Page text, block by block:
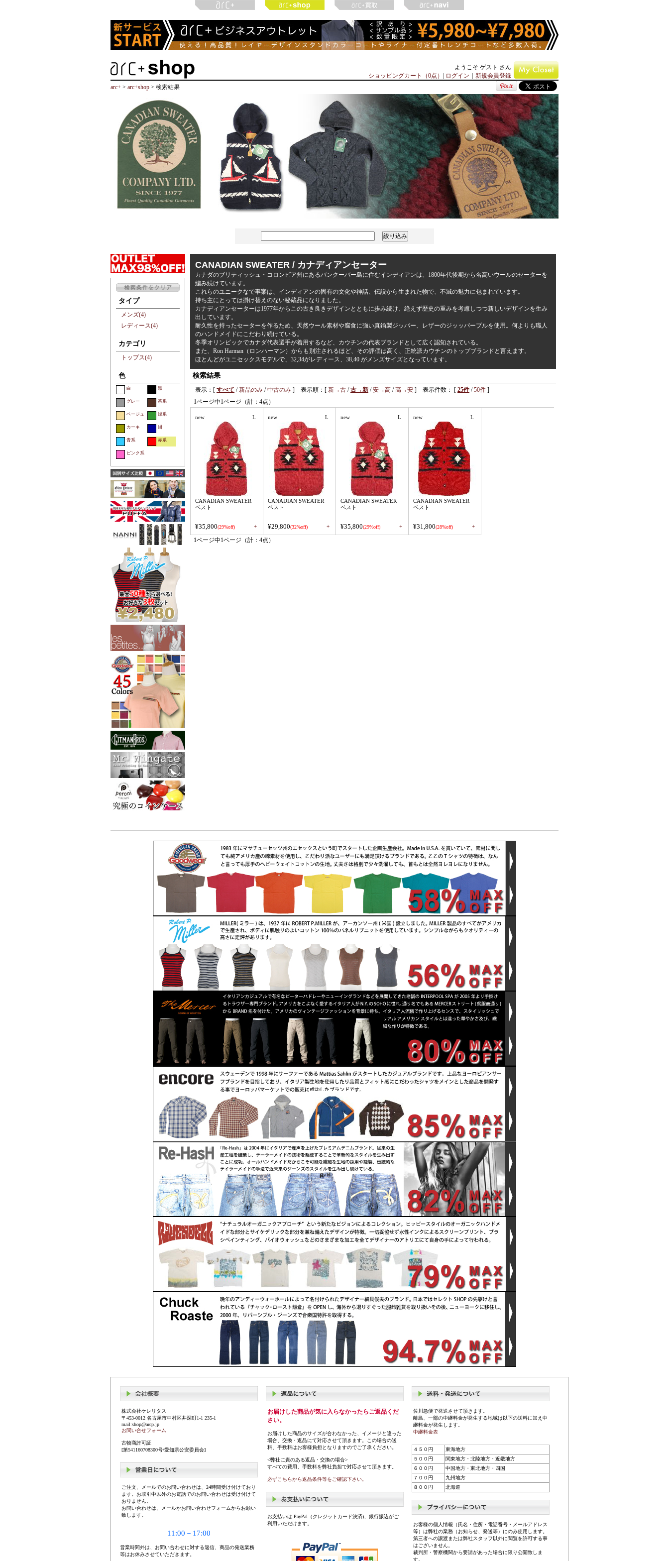
ようこそ ゲスト さん
ショッピングカート（0点）
ログイン
新規会員登録
arc+ > arc+shop > 検索結果
タイプ
メンズ(4)
レディース(4)
カテゴリ
トップス(4)
色
白 黒
グレー 茶系
ベージュ 緑系
カーキ 紺
青系 赤系
ピンク系
CANADIAN SWEATER / カナディアンセーター
カナダのブリティッシュ・コロンビア州にあるバンクーバー島に住むインディアンは、1800年代後期から名高いウールのセーターを
編み続けています。
これらのユニークなで事案は、インディアンの固有の文化や神話、伝説から生まれた物で、不滅の魅力に包まれています。
持ち主にとっては掛け替えのない秘蔵品になりました。
カナディアンセーターは1977年からこの古き良きデザインとともに歩み続け、絶えず歴史の重みを考慮しつつ新しいデザインを生み
出しています。
耐久性を持ったセーターを作るため、天然ウール素材や腐食に強い真鍮製ジッパー、レザーのジッッパープルを使用。何よりも職人
のハンドメイドにこだわり続けている。
冬季オリンピックでカナダ代表選手が着用するなど、カウチンの代表ブランドとして広く認知されている。
また、Ron Harman（ロンハーマン）からも別注されるほど、その評価は高く、正統派カウチンのトップブランドと言えます。
ほとんどがユニセックスモデルで、32,34がレディース、38,40 がメンズサイズとなっています。
検索結果
表示：[ すべて /新品のみ /中古のみ ] 表示順：[ 新→古 /古→新 /安→高 /高→安 ] 表示件数： [ 25件 /50件 ]
1ページ中1ページ（計：4点）
new L
CANADIAN SWEATER
ベスト
¥35,800(29%off) +
new L
CANADIAN SWEATER
ベスト
¥29,800(32%off) +
new L
CANADIAN SWEATER
ベスト
¥35,800(29%off) +
new L
CANADIAN SWEATER
ベスト
¥31,800(28%off) +
1ページ中1ページ（計：4点）
株式会社ケレリタス
〒453-0012 名古屋市中村区井深町1-1 235-1
mail:shop@arcp.jp
お問い合せフォーム
古物商許可証
[第541160708300号/愛知県公安委員会]
ご注文、メールでのお問い合わせは、24時間受け付けており
ます。お取引中以外のお電話でのお問い合わせは受け付けて
おりません。
お問い合わせは、メールかお問い合わせフォームからお願い
致します。
11:00－17:00
営業時間外は、お問い合わせに対する返信、商品の発送業務
等はお休みさせていただきます。
お届けした商品が気に入らなかったらご返品くだ
さい。
お届けした商品のサイズが合わなかった、イメージと違った
場合、交換・返品にて対応させて頂きます。この場合の送
料、手数料はお客様負担となりますのでご了承ください。
<弊社に責のある返品・交換の場合>
すべての費用、手数料を弊社負担で対応させて頂きます。
必ずこちらから返品条件等をご確認下さい。
お支払いは PayPal（クレジットカード決済)、銀行振込がご
利用いただけます。
佐川急便で発送させて頂きます。
離島、一部の中継料金が発生する地域は以下の送料に加え中
継料金が発生します。
中継料金表
４５０円
東海地方
５００円
関東地方・北陸地方・近畿地方
６００円
中国地方・東北地方・四国
７００円
九州地方
８００円
北海道
お客様の個人情報（氏名・住所・電話番号・メールアドレス
等）は弊社の業務（お知らせ、発送等）にのみ使用します。
第三者への譲渡または弊社スタッフ以外に閲覧を許可する事
はございません。
裁判所・警察機関から要請があった場合に限り公開致しま
す。